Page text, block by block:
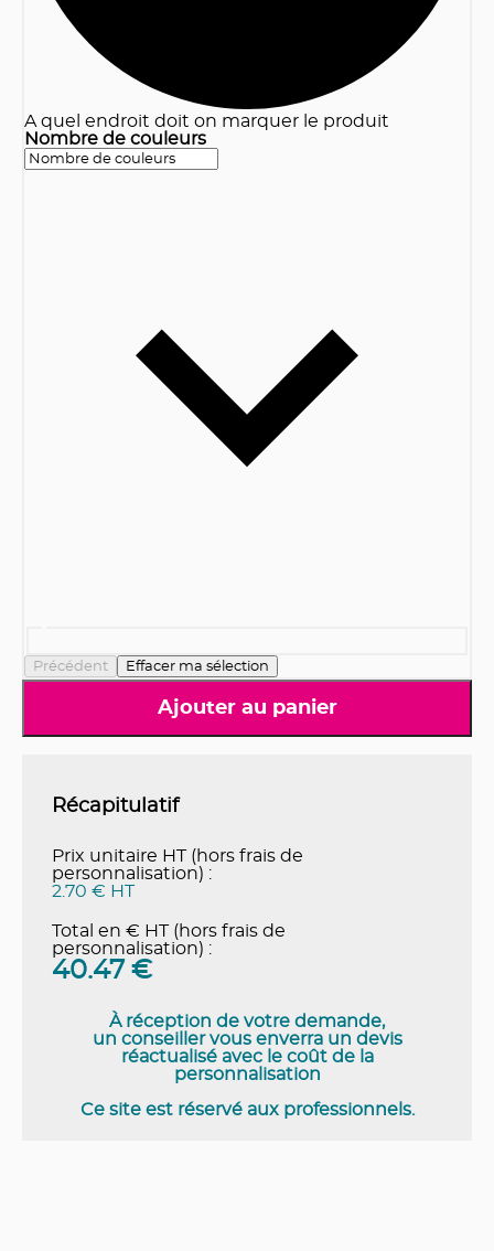
A quel endroit doit on marquer le produit
Nombre de couleurs
Précédent Effacer ma sélection
Ajouter au panier
Récapitulatif
Prix unitaire HT (hors frais de
personnalisation) :
2.70 € HT
Total en € HT (hors frais de
personnalisation) :
40.47 €
À réception de votre demande,
un conseiller vous enverra un devis
réactualisé avec le coût de la
personnalisation
Ce site est réservé aux professionnels.